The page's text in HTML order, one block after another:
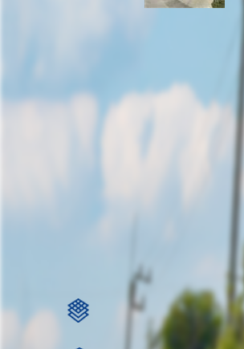
Sena Kith
ทท์ เวสต์เก
ถ.บางกรวย - ไทรน้อย ต.